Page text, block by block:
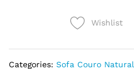
Wishlist
Categories: Sofa Couro Natural